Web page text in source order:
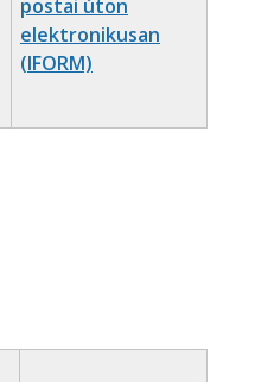
postai úton
elektronikusan
(IFORM)